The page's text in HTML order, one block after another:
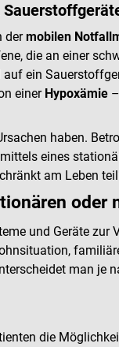
dermobilen
die an einer
auf ein
einer Hypoxämie
haben.
mittels eines
am Leben
oder
und Geräte zur
man je
die